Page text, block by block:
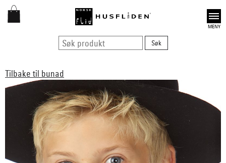
Open
Tilbake til bunad